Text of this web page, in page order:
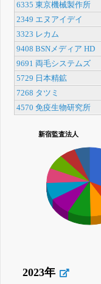
6335 東京機械製作所
2349 エヌアイデイ
3323 レカム
9408 BSNメディア HD
9691 両毛システムズ
5729 日本精鉱
7268 タツミ
4570 免疫生物研究所
新宿監査法人
2023年